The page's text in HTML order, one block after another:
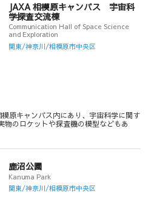
JAXA 相模原キャンパス 宇宙科
学探査交流棟
Communication Hall of Space Science
and Exploration
関東/神奈川/相模原市中央区
原キャンパス内にあり、宇宙科学に関す
物のロケットや探査機の模型などもあ
鹿沼公園
Kanuma Park
関東/神奈川/相模原市中央区